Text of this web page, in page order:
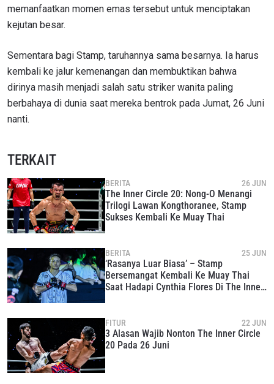
memanfaatkan momen emas tersebut untuk menciptakan
kejutan besar.
Sementara bagi Stamp, taruhannya sama besarnya. Ia harus
kembali ke jalur kemenangan dan membuktikan bahwa
dirinya masih menjadi salah satu striker wanita paling
berbahaya di dunia saat mereka bentrok pada Jumat, 26 Juni
nanti.
TERKAIT
BERITA 26 JUN
The Inner Circle 20: Nong-O Menangi
Trilogi Lawan Kongthoranee, Stamp
Sukses Kembali Ke Muay Thai
BERITA 25 JUN
‘Rasanya Luar Biasa’ – Stamp
Bersemangat Kembali Ke Muay Thai
Saat Hadapi Cynthia Flores Di The Inner
FITUR 22 JUN
3 Alasan Wajib Nonton The Inner Circle
20 Pada 26 Juni
GELARAN
LIHAT SOROTAN TERBAIK
NAMA
BERLANGGANAN
Dengan mengirimkan formulir ini, anda menyetujui
pengumpulan, penggunaan dan pembukaan informasi